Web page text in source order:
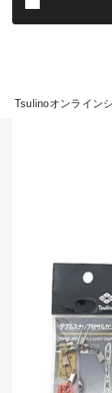
Tsulinoオンライン
釣り用